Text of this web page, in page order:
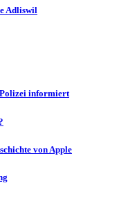
Adliswil
Polizei informiert
von Apple